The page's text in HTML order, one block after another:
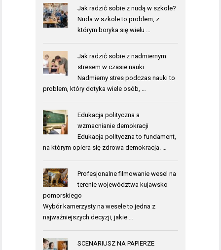
Jak radzić sobie z nudą w szkole?
Nuda w szkole to problem, z
którym boryka się wielu …
Jak radzić sobie z nadmiernym
stresem w czasie nauki
Nadmierny stres podczas nauki to
problem, który dotyka wiele osób, …
Edukacja polityczna a
wzmacnianie demokracji
Edukacja polityczna to fundament,
na którym opiera się zdrowa demokracja. …
Profesjonalne filmowanie wesel na
terenie województwa kujawsko
pomorskiego
Wybór kamerzysty na wesele to jedna z
najważniejszych decyzji, jakie …
SCENARIUSZ NA PAPIERZE